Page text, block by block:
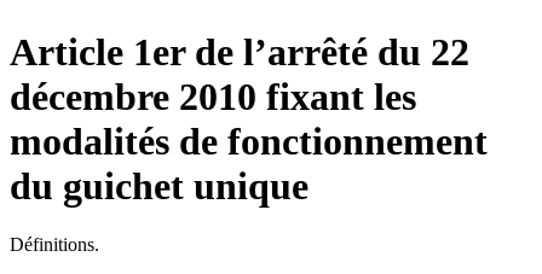
Article 1er de l’arrêté du 22
décembre 2010 fixant les
modalités de fonctionnement
du guichet unique
Définitions.